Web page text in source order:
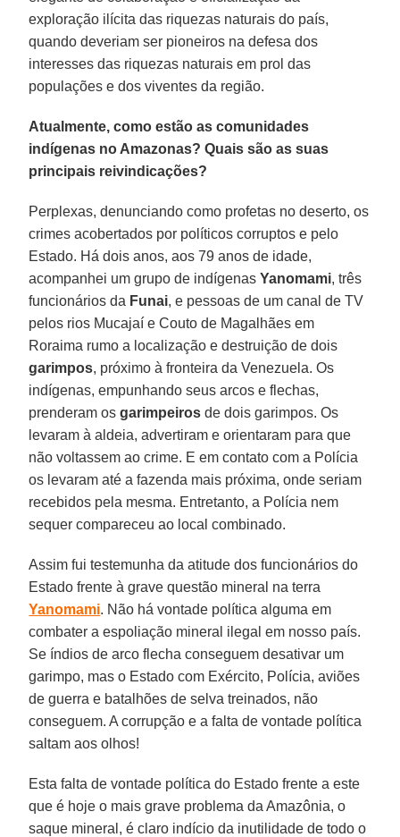
exploração ilícita das riquezas naturais do país,
quando deveriam ser pioneiros na defesa dos
interesses das riquezas naturais em prol das
populações e dos viventes da região.
Atualmente, como estão as comunidades
indígenas no Amazonas? Quais são as suas
principais reivindicações?
Perplexas, denunciando como profetas no deserto, os
crimes acobertados por políticos corruptos e pelo
Estado. Há dois anos, aos 79 anos de idade,
acompanhei um grupo de indígenasYanomami, três
funcionários da Funai, e pessoas de um canal de TV
pelos rios Mucajaí e Couto de Magalhães em
Roraima rumo a localização e destruição de dois
garimpos, próximo à fronteira da Venezuela. Os
indígenas, empunhando seus arcos e flechas,
prenderam osgarimpeiros de dois garimpos. Os
levaram à aldeia, advertiram e orientaram para que
não voltassem ao crime. E em contato com a Polícia
os levaram até a fazenda mais próxima, onde seriam
recebidos pela mesma. Entretanto, a Polícia nem
sequer compareceu ao local combinado.
Assim fui testemunha da atitude dos funcionários do
Estado frente à grave questão mineral na terra
Yanomami. Não há vontade política alguma em
combater a espoliação mineral ilegal em nosso país.
Se índios de arco flecha conseguem desativar um
garimpo, mas o Estado com Exército, Polícia, aviões
de guerra e batalhões de selva treinados, não
conseguem. A corrupção e a falta de vontade política
saltam aos olhos!
Esta falta de vontade política do Estado frente a este
que é hoje o mais grave problema da Amazônia, o
saque mineral, é claro indício da inutilidade de todo o